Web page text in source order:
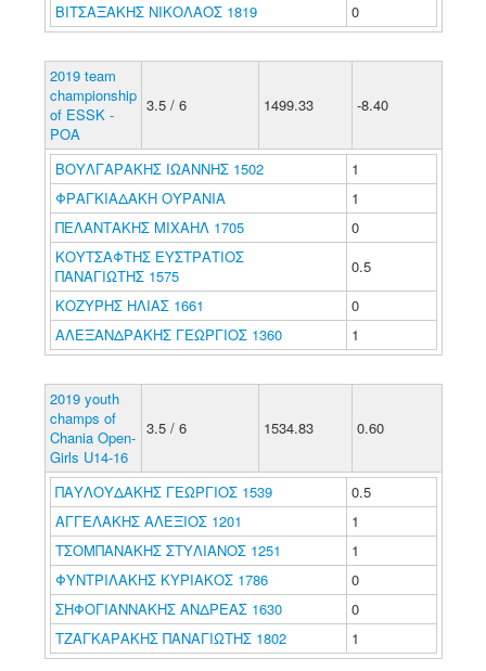
ΒΙΤΣΑΞΑΚΗΣ ΝΙΚΟΛΑΟΣ 1819
0
2019 team
championship
of ESSK -
POA
3.5 / 6 1499.33 -8.40
ΒΟΥΛΓΑΡΑΚΗΣ ΙΩΑΝΝΗΣ 1502
1
ΦΡΑΓΚΙΑΔΑΚΗ ΟΥΡΑΝΙΑ
1
ΠΕΛΑΝΤΑΚΗΣ ΜΙΧΑΗΛ 1705
0
ΚΟΥΤΣΑΦΤΗΣ ΕΥΣΤΡΑΤΙΟΣ
ΠΑΝΑΓΙΩΤΗΣ 1575
0.5
ΚΟΖΥΡΗΣ ΗΛΙΑΣ 1661
0
ΑΛΕΞΑΝΔΡΑΚΗΣ ΓΕΩΡΓΙΟΣ 1360
1
2019 youth
champs of
Chania Open-
Girls U14-16
3.5 / 6 1534.83 0.60
ΠΑΥΛΟΥΔΑΚΗΣ ΓΕΩΡΓΙΟΣ 1539
0.5
ΑΓΓΕΛΑΚΗΣ ΑΛΕΞΙΟΣ 1201
1
ΤΣΟΜΠΑΝΑΚΗΣ ΣΤΥΛΙΑΝΟΣ 1251
1
ΦΥΝΤΡΙΛΑΚΗΣ ΚΥΡΙΑΚΟΣ 1786
0
ΣΗΦΟΓΙΑΝΝΑΚΗΣ ΑΝΔΡΕΑΣ 1630
0
ΤΖΑΓΚΑΡΑΚΗΣ ΠΑΝΑΓΙΩΤΗΣ 1802
1